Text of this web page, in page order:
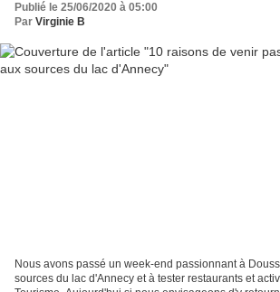
Publié le 25/06/2020 à 05:00
Par Virginie B
Nous avons passé un week-end passionnant à
sources du lac d'Annecy et à tester restaurants et